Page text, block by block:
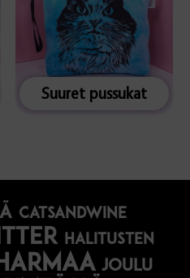
Suuret pussukat
catsandwine
halitusten
joulu